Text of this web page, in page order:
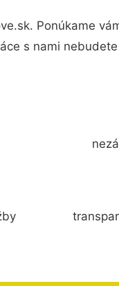
Ponúkame
s nami